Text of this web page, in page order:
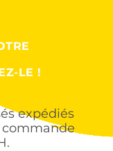
LE !
expédiés